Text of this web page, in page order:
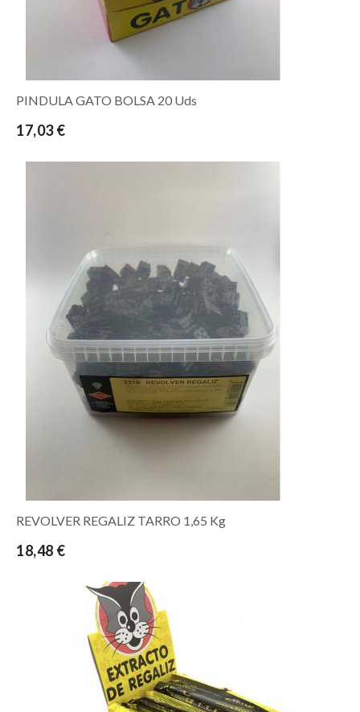
PINDULA GATO BOLSA 20 Uds
17,03 €
REVOLVER REGALIZ TARRO 1,65 Kg
18,48 €